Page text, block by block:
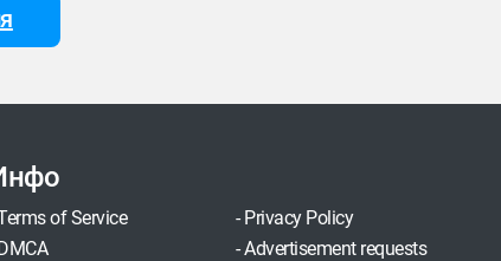
of Service - Privacy Policy
-Advertisement requests